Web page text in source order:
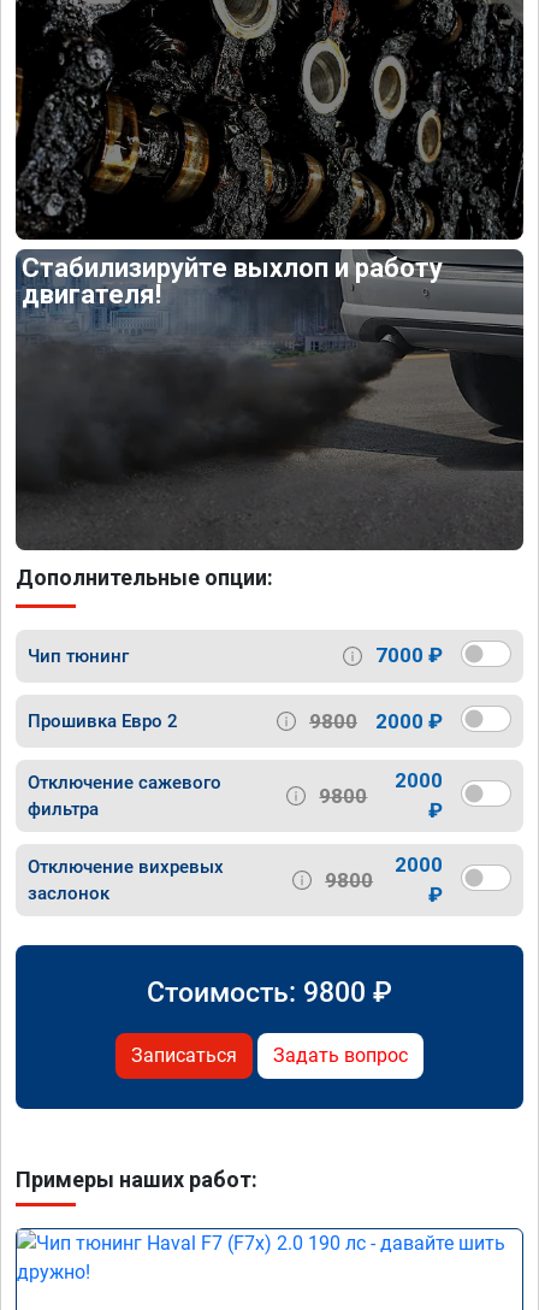
Стабилизируйте выхлоп и работу
двигателя!
Дополнительные опции:
Чип тюнинг 7000 ₽
Прошивка Евро 2 9800 2000 ₽
Отключение сажевого
фильтра
9800
2000
₽
Отключение вихревых
заслонок
9800
2000
₽
Стоимость: 9800 ₽
Записаться Задать вопрос
Примеры наших работ: